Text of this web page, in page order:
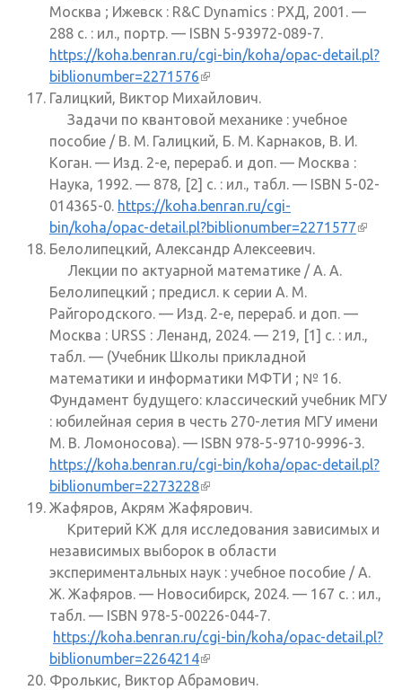
Москва ; Ижевск : R&C Dynamics : РХД, 2001. —
288 с. : ил., портр. — ISBN 5-93972-089-7.
https://koha.benran.ru/cgi-bin/koha/opac-detail.pl?
biblionumber=2271576(внешняя ссылка)
Галицкий, Виктор Михайлович.
Задачи по квантовой механике : учебное
пособие / В. М. Галицкий, Б. М. Карнаков, В. И.
Коган. — Изд. 2-е, перераб. и доп. — Москва :
Наука, 1992. — 878, [2] с. : ил., табл. — ISBN 5-02-
014365-0. https://koha.benran.ru/cgi-
bin/koha/opac-detail.pl?biblionumber=2271577
Белолипецкий, Александр Алексеевич.
Лекции по актуарной математике / А. А.
Белолипецкий ; предисл. к серии А. М.
Райгородского. — Изд. 2-е, перераб. и доп. —
Москва : URSS : Ленанд, 2024. — 219, [1] с. : ил.,
табл. — (Учебник Школы прикладной
математики и информатики МФТИ ; № 16.
Фундамент будущего: классический учебник МГУ
: юбилейная серия в честь 270-летия МГУ имени
М. В. Ломоносова). — ISBN 978-5-9710-9996-3.
https://koha.benran.ru/cgi-bin/koha/opac-detail.pl?
biblionumber=2273228(внешняя ссылка)
Жафяров, Акрям Жафярович.
Критерий КЖ для исследования зависимых и
независимых выборок в области
экспериментальных наук : учебное пособие / А.
Ж. Жафяров. — Новосибирск, 2024. — 167 с. : ил.,
табл. — ISBN 978-5-00226-044-7.
https://koha.benran.ru/cgi-bin/koha/opac-detail.pl?
biblionumber=2264214(внешняя ссылка)
Фролькис, Виктор Абрамович.